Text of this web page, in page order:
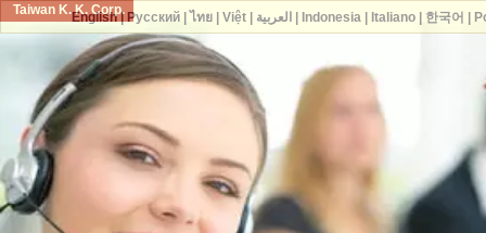
Taiwan K. K. Corp.
English| Русский| ไทย| Việt| العربية Indonesia| Italiano| 한국어